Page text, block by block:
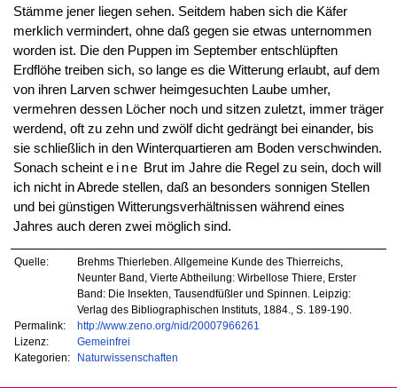
Stämme jener liegen sehen. Seitdem haben sich die Käfer
merklich vermindert, ohne daß gegen sie etwas unternommen
worden ist. Die den Puppen im September entschlüpften
Erdflöhe treiben sich, so lange es die Witterung erlaubt, auf dem
von ihren Larven schwer heimgesuchten Laube umher,
vermehren dessen Löcher noch und sitzen zuletzt, immer träger
werdend, oft zu zehn und zwölf dicht gedrängt bei einander, bis
sie schließlich in den Winterquartieren am Boden verschwinden.
Sonach scheint eine Brut im Jahre die Regel zu sein, doch will
ich nicht in Abrede stellen, daß an besonders sonnigen Stellen
und bei günstigen Witterungsverhältnissen während eines
Jahres auch deren zwei möglich sind.
Quelle:
Brehms Thierleben. Allgemeine Kunde des Thierreichs,
Neunter Band, Vierte Abtheilung: Wirbellose Thiere, Erster
Band: Die Insekten, Tausendfüßler und Spinnen. Leipzig:
Verlag des Bibliographischen Instituts, 1884., S. 189-190.
Permalink:
http://www.zeno.org/nid/20007966261
Lizenz:
Gemeinfrei
Kategorien:
Naturwissenschaften